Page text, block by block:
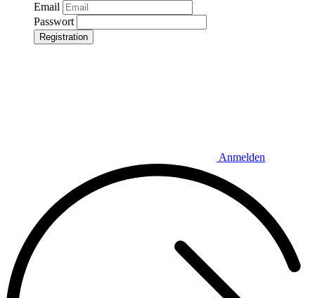
Email
Passwort
Registration
Anmelden